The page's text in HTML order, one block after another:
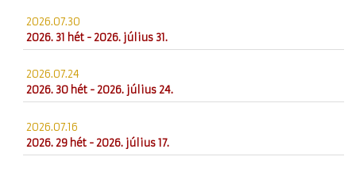
2026.07.30
2026. 31 hét - 2026. július 31.
2026.07.24
2026. 30 hét - 2026. július 24.
2026.07.16
2026. 29 hét - 2026. július 17.